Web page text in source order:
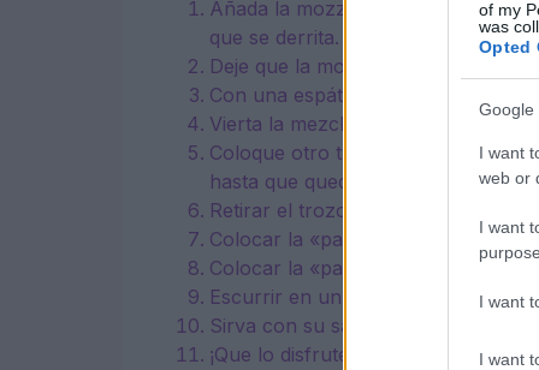
of my
was
Opted
Google
I want
web or
I want
I want
I want
Añada la mozzarella a un bowl y
que se derrita.
Deje que la mozzarella se enfríe
Con una espátula, incorpore
Vierta la mezcla en una bandeja
Coloque otro trozo de papel
hasta que quede fina.
Retirar el trozo superior de papel
Colocar la «pasta» en una rejilla y
Colocar la «pasta» en agua
Escurrir en un colador y pasar por
Sirva con su salsa y aderezos
¡Que lo disfrute!